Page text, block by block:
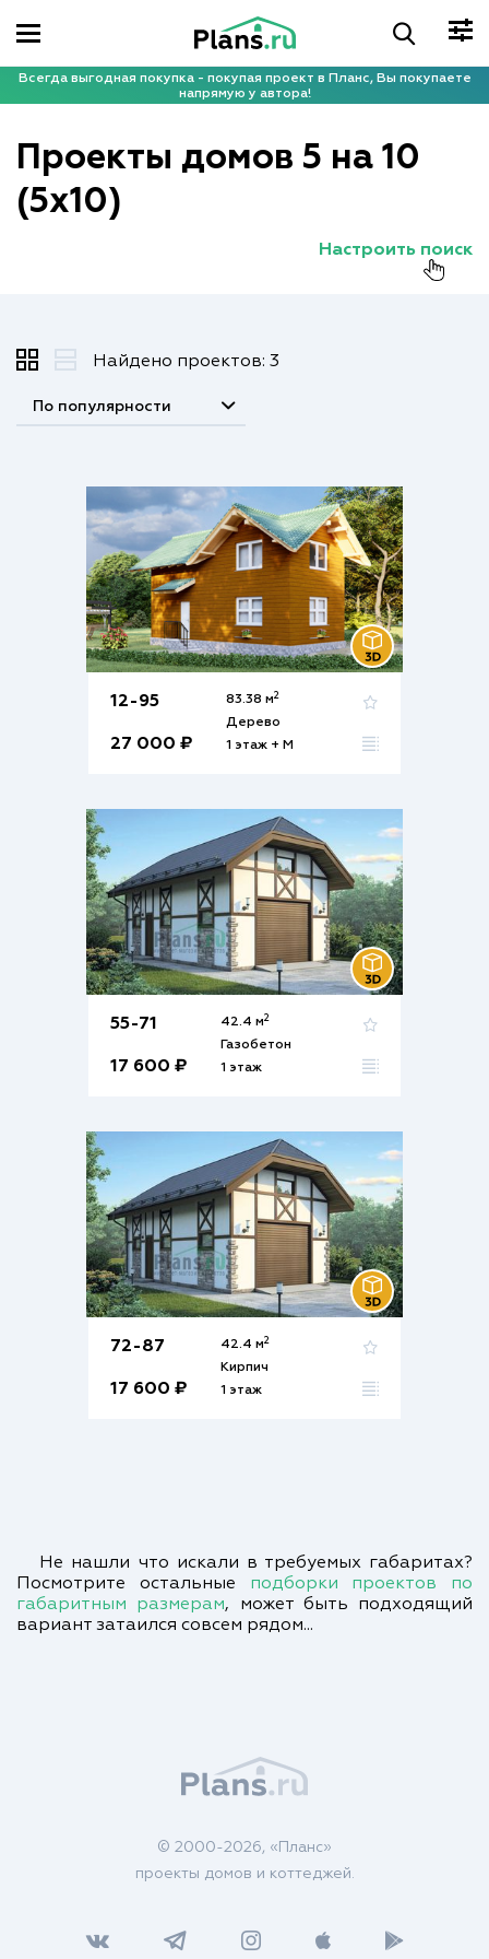
Всегда выгодная покупка - покупая проект в Планс, Вы покупаете
напрямую у автора!
Проекты домов 5 на 10
(5x10)
Настроить поиск
По популярности
Найдено проектов: 3
12-95
27 000 ₽
83.38 м2
Дерево
1 этаж + М
55-71
17 600 ₽
42.4 м2
Газобетон
1 этаж
72-87
17 600 ₽
42.4 м2
Кирпич
1 этаж
Не нашли что искали в требуемых габаритах?
Посмотрите остальные подборки проектов по
габаритным размерам, может быть подходящий
вариант затаился совсем рядом...
© 2000-2026, «Планс»
проекты домов и коттеджей.